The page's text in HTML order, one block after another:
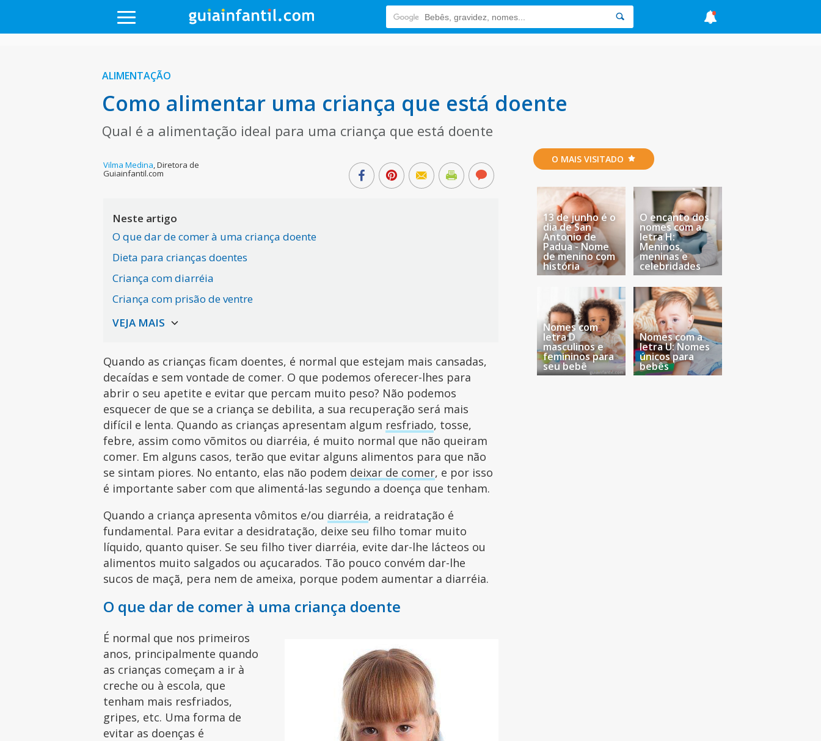
ALIMENTAÇÃO
Como alimentar uma criança que está doente
Qual é a alimentação ideal para uma criança que está doente
Vilma Medina,Diretora de
Guiainfantil.com
Neste artigo
O que dar de comer à uma criança doente
Dieta para crianças doentes
Criança com diarréia
Criança com prisão de ventre
Quando as crianças ficam doentes, é normal que estejam mais cansadas,
decaídas e sem vontade de comer. O que podemos oferecer-lhes para
abrir o seu apetite e evitar que percam muito peso? Não podemos
esquecer de que se a criança se debilita, a sua recuperação será mais
difícil e lenta. Quando as crianças apresentam algum resfriado, tosse,
febre, assim como võmitos ou diarréia, é muito normal que não queiram
comer. Em alguns casos, terão que evitar alguns alimentos para que não
se sintam piores. No entanto, elas não podem deixar de comer, e por isso
é importante saber com que alimentá-las segundo a doença que tenham.
Quando a criança apresenta vômitos e/ou diarréia, a reidratação é
fundamental. Para evitar a desidratação, deixe seu filho tomar muito
líquido, quanto quiser. Se seu filho tiver diarréia, evite dar-lhe lácteos ou
alimentos muito salgados ou açucarados. Tão pouco convém dar-lhe
sucos de maçã, pera nem de ameixa, porque podem aumentar a diarréia.
O que dar de comer à uma criança doente
É normal que nos primeiros
anos, principalmente quando
as crianças começam a ir à
creche ou à escola, que
tenham mais resfriados,
gripes, etc. Uma forma de
evitar as doenças é
O MAIS VISITADO
13 de junho é o
dia de San
Antonio de
Padua - Nome
de menino com
história
O encanto dos
nomes com a
letra H:
Meninos,
meninas e
celebridades
Nomes com
letra D
masculinos e
femininos para
seu bebê
Nomes com a
letra U: Nomes
únicos para
bebês